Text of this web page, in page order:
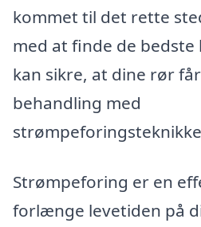
kommet til det rette
med at finde de
kan sikre, at dine rør
behandling med
Strømpeforing er en
forlænge levetiden på